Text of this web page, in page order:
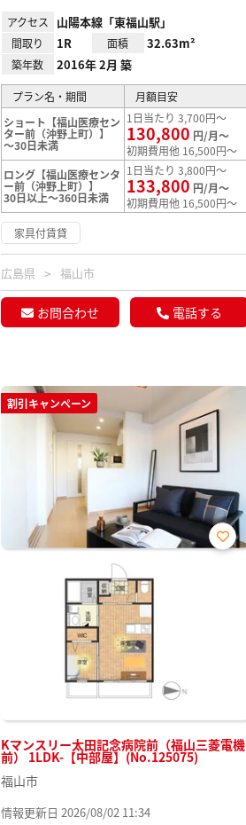
アクセス 山陽本線「東福山駅」
間取り 1R 面積 32.63m²
築年数 2016年 2月 築
プラン名・期間
月額目安
ショート【福山医療セン
ター前（沖野上町）】
～30日未満
1日当たり 3,700円～
130,800 円/月～
初期費用他 16,500円～
ロング【福山医療センタ
ー前（沖野上町）】
30日以上～360日未満
1日当たり 3,800円～
133,800 円/月～
初期費用他 16,500円～
家具付賃貸
広島県 福山市
お問合わせ 電話する
割引キャンペーン
Kマンスリー太田記念病院前（福山三菱電機
前） 1LDK-【中部屋】(No.125075)
お気
福山市
情報更新日 2026/08/02 11:34